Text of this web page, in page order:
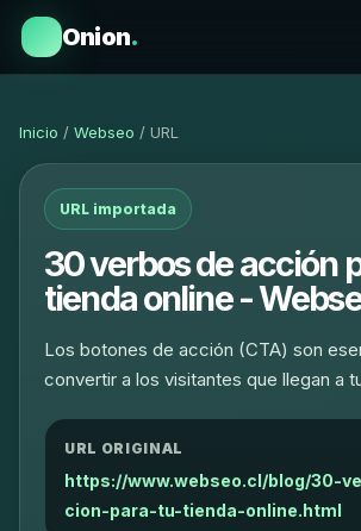
Onion.
Inicio / Webseo / URL
URL importada
30 verbos de acción
tienda online -
Los botones de acción (CTA) son
convertir a los visitantes que llegan a
URL ORIGINAL
https://www.webseo.cl/blog/30-
cion-para-tu-tienda-online.html